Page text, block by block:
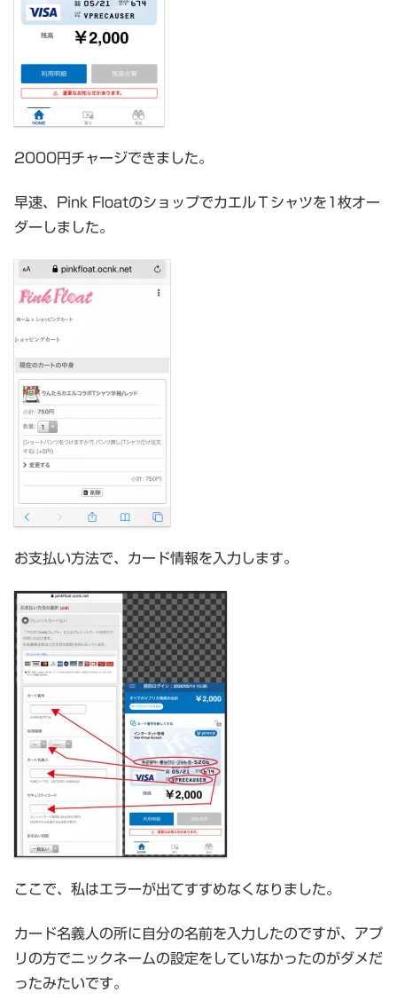
2000円チャージできました。
早速、Pink FloatのショップでカエルＴシャツを1枚オー
ダーしました。
お支払い方法で、カード情報を入力します。
ここで、私はエラーが出てすすめなくなりました。
カード名義人の所に自分の名前を入力したのですが、アプ
リの方でニックネームの設定をしていなかったのがダメだ
ったみたいです。